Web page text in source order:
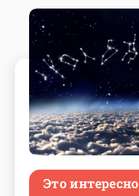
Это интересно